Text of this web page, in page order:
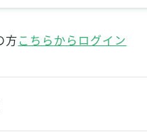
方こちらからログイン